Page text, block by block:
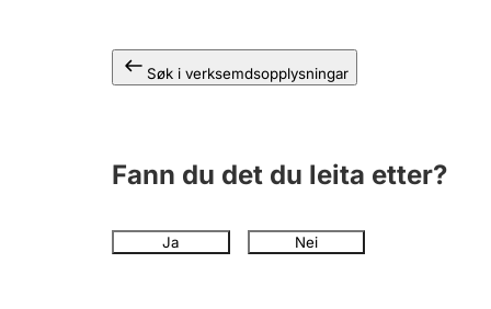
Søk i verksemdsopplysningar
Fann du det du leita etter?
Ja Nei